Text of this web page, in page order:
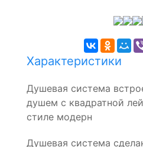
Характеристики
Душевая система
душем с квадратной
стиле модерн
Душевая система